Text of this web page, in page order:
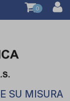
0
SU MISURA